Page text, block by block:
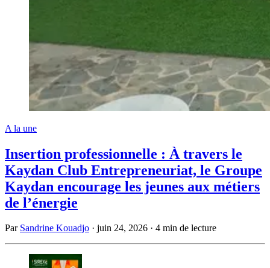
A la une
Insertion professionnelle : À travers le
Kaydan Club Entrepreneuriat, le Groupe
Kaydan encourage les jeunes aux métiers
de l’énergie
Par Sandrine Kouadjo · juin 24, 2026 · 4 min de lecture